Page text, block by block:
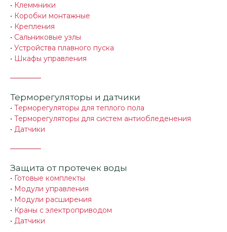
• Клеммники
• Коробки монтажные
• Крепления
• Сальниковые узлы
• Устройства плавного пуска
• Шкафы управления
Терморегуляторы и датчики
• Терморегуляторы для теплого пола
• Терморегуляторы для систем антиобледенения
• Датчики
Защита от протечек воды
• Готовые комплекты
• Модули управления
• Модули расширения
• Краны с электроприводом
• Датчики